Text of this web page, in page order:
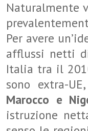
Naturalmente
Per avere
afflussi netti
Italia tra il
sono extra-
Marocco e
istruzione